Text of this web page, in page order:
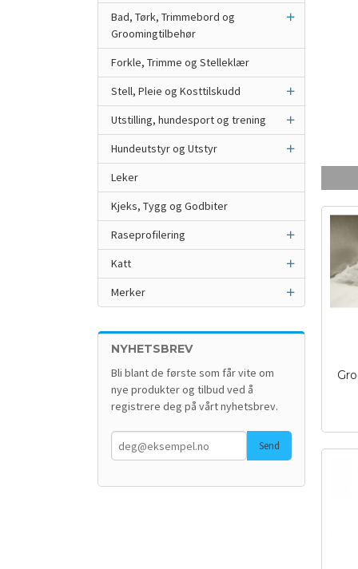
Bad, Tørk, Trimmebord og
Groomingtilbehør
Forkle, Trimme og Stelleklær
Stell, Pleie og Kosttilskudd
Utstilling, hundesport og trening
Hundeutstyr og Utstyr
Leker
Kjeks, Tygg og Godbiter
Raseprofilering
Katt
Merker
NYHETSBREV
Bli blant de første som får vite om
nye produkter og tilbud ved å
registrere deg på vårt nyhetsbrev.